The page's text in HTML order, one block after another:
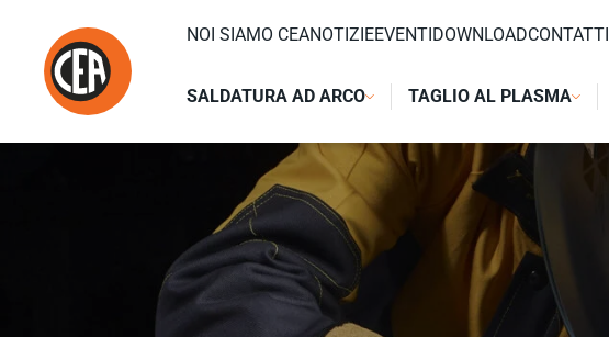
SALDATURA AD ARCO TAGLIO AL PLASMA
NOI SIAMO CEANOTIZIEEVENTIDOWNLOADCONTATTI